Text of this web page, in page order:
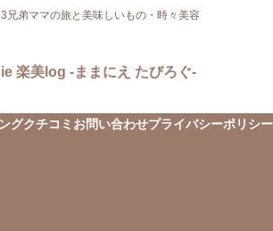
兄弟ママの旅と美味しいもの・時々美容
楽美log -ままにえ たびろぐ-
グクチコミ お問い合わせプライバシーポリシー